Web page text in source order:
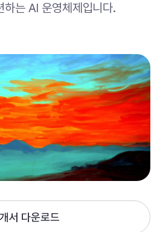
하는 AI 운영체제입니다.
서 다운로드